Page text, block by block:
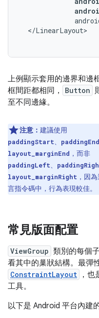
上例顯示套用的邊界和邊
框間距都相同，
Button
至不同邊緣。
注意： 建議使用
paddingStart、 paddingEnd
layout_marginEnd ，而非
paddingLeft、
layout_marginRight ，因
言指令碼中，行為表現較佳。
常見版面配置
ViewGroup 類別的每個
看其中的巢狀結構。最彈
ConstraintLayout
，
工具。
以下是 Android 平台內建